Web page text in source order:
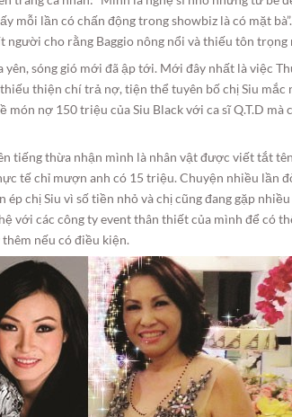
mỗi lần có chấn động trong showbiz là có mặt
người cho rằng Baggio nông nổi và thiếu tôn trọng
yên, sóng gió mới đã ập tới. Mới đây nhất là việc
thiện chí trả nợ, tiện thể tuyên bố chị Siu
món nợ 150 triệu của Siu Black với ca sĩ Q.T.D
tiếng thừa nhận mình là nhân vật được viết tắt
tế chỉ mượn anh có 15 triệu. Chuyện nhiều lần
ép chị Siu vì số tiền nhỏ và chị cũng đang gặp
với các công ty event thân thiết của mình để có
thêm nếu có điều kiện.